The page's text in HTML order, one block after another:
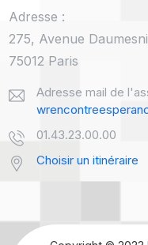
Adresse :
275, Avenue
75012 Paris
Adresse mail de
01.43.23.00.00
Choisir un itinéraire